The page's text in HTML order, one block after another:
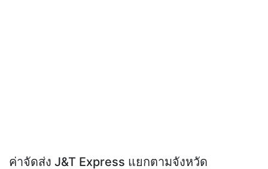
ค่าจัดส่ง J&T Express แยกตามจังหวัด